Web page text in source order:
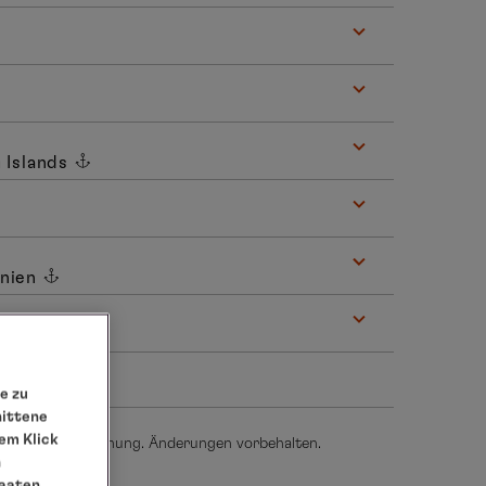
Islands
und in Planung. Änderungen vorbehalten.
zu
Klick